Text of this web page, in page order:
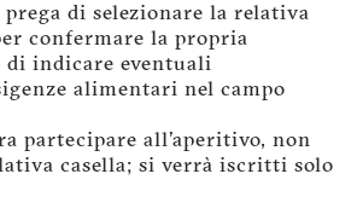
prega di selezionare la relativa
confermare la propria
di indicare eventuali
alimentari nel campo
partecipare all'aperitivo, non
casella; si verrà iscritti solo